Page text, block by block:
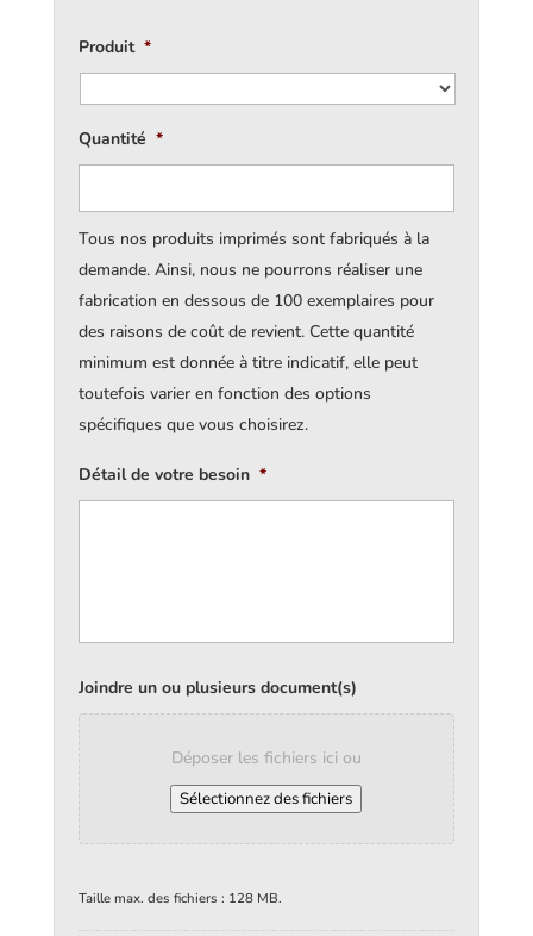
Produit *
Quantité *
Tous nos produits imprimés sont fabriqués à la
demande. Ainsi, nous ne pourrons réaliser une
fabrication en dessous de 100 exemplaires pour
des raisons de coût de revient. Cette quantité
minimum est donnée à titre indicatif, elle peut
toutefois varier en fonction des options
spécifiques que vous choisirez.
Détail de votre besoin *
Joindre un ou plusieurs document(s)
Déposer les fichiers ici ou
Sélectionnez des fichiers
Taille max. des fichiers : 128 MB.